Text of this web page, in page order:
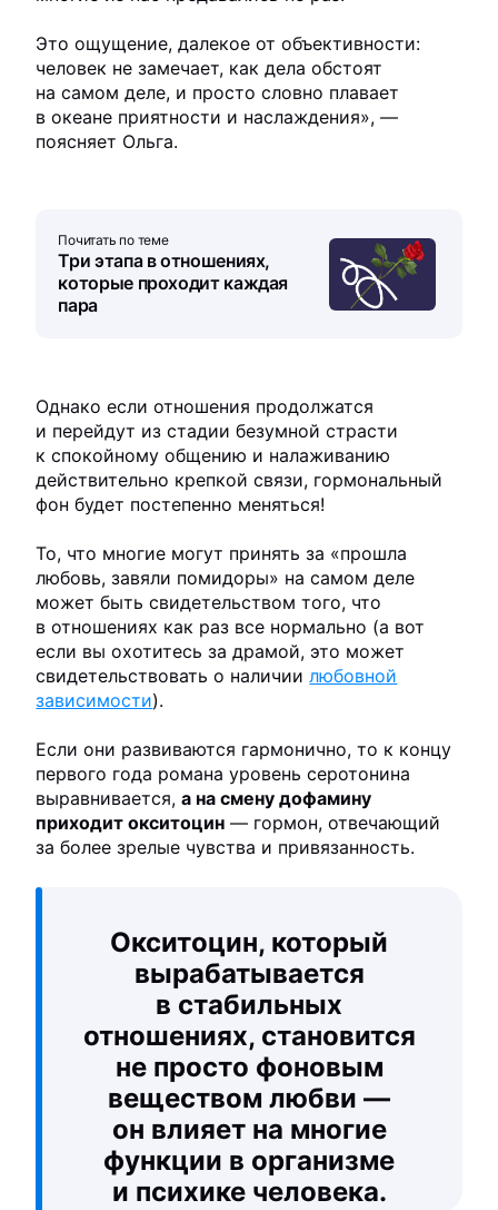
Это ощущение, далекое от объективности:
человек не замечает, как дела обстоят
на самом деле, и просто словно плавает
в океане приятности и наслаждения», —
поясняет Ольга.
Почитать по теме
Три этапа в отношениях,
которые проходит каждая
пара
Однако если отношения продолжатся
и перейдут из стадии безумной страсти
к спокойному общению и налаживанию
действительно крепкой связи, гормональный
фон будет постепенно меняться!
То, что многие могут принять за «прошла
любовь, завяли помидоры» на самом деле
может быть свидетельством того, что
в отношениях как раз все нормально (а вот
если вы охотитесь за драмой, это может
свидетельствовать о наличиилюбовной
зависимости).
Если они развиваются гармонично, то к концу
первого года романа уровень серотонина
выравнивается,а на смену дофамину
приходит окситоцин — гормон, отвечающий
за более зрелые чувства и привязанность.
Окситоцин, который
вырабатывается
в стабильных
отношениях, становится
не просто фоновым
веществом любви —
он влияет на многие
функции в организме
и психике человека.